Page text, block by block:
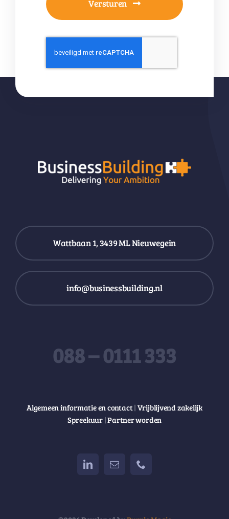
Versturen
Wattbaan 1, 3439 ML Nieuwegein
info@businessbuilding.nl
088 – 0111 333
Algemeen informatie en contact | Vrijblijvend zakelijk
Spreekuur |Partner worden